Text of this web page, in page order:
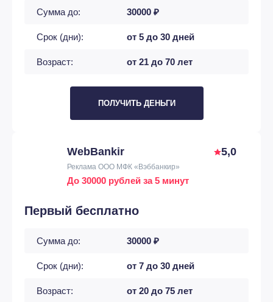
Сумма до: 30000 ₽
Срок (дни): от 5 до 30 дней
Возраст: от 21 до 70 лет
ПОЛУЧИТЬ ДЕНЬГИ
WebBankir 5,0
Реклама ООО МФК «Вэббанкир»
До 30000 рублей за 5 минут
Первый бесплатно
Сумма до: 30000 ₽
Срок (дни): от 7 до 30 дней
Возраст: от 20 до 75 лет